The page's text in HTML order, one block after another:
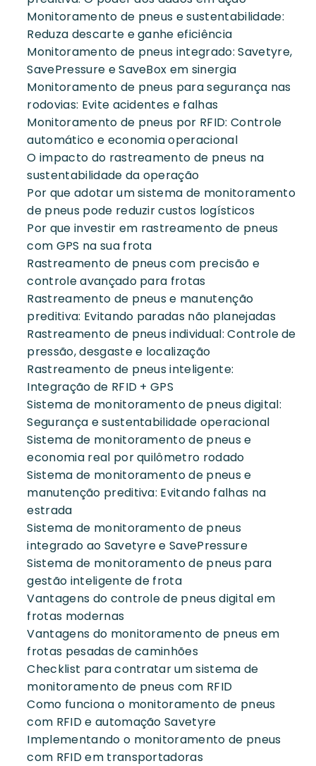
Monitoramento de pneus e sustentabilidade:
Reduza descarte e ganhe eficiência
Monitoramento de pneus integrado: Savetyre,
SavePressure e SaveBox em sinergia
Monitoramento de pneus para segurança nas
rodovias: Evite acidentes e falhas
Monitoramento de pneus por RFID: Controle
automático e economia operacional
O impacto do rastreamento de pneus na
sustentabilidade da operação
Por que adotar um sistema de monitoramento
de pneus pode reduzir custos logísticos
Por que investir em rastreamento de pneus
com GPS na sua frota
Rastreamento de pneus com precisão e
controle avançado para frotas
Rastreamento de pneus e manutenção
preditiva: Evitando paradas não planejadas
Rastreamento de pneus individual: Controle de
pressão, desgaste e localização
Rastreamento de pneus inteligente:
Integração de RFID + GPS
Sistema de monitoramento de pneus digital:
Segurança e sustentabilidade operacional
Sistema de monitoramento de pneus e
economia real por quilômetro rodado
Sistema de monitoramento de pneus e
manutenção preditiva: Evitando falhas na
estrada
Sistema de monitoramento de pneus
integrado ao Savetyre e SavePressure
Sistema de monitoramento de pneus para
gestão inteligente de frota
Vantagens do controle de pneus digital em
frotas modernas
Vantagens do monitoramento de pneus em
frotas pesadas de caminhões
Checklist para contratar um sistema de
monitoramento de pneus com RFID
Como funciona o monitoramento de pneus
com RFID e automação Savetyre
Implementando o monitoramento de pneus
com RFID em transportadoras